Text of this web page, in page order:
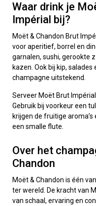
Waar drink je
Impérial bij?
Moët & Chandon Brut
voor aperitief, borrel en
garnalen, sushi, gerookte
kazen. Ook bij kip,
champagne uitstekend.
Serveer Moët Brut
Gebruik bij voorkeur een
krijgen de fruitige
een smalle flute.
Over het
Chandon
Moët & Chandon is één
ter wereld. De kracht van
van schaal, ervaring en